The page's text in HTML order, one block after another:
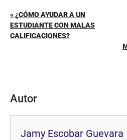
« ¿CÓMO AYUDAR A UN
ESTUDIANTE CON MALAS
CALIFICACIONES?
Autor
Jamy Escobar Guevara